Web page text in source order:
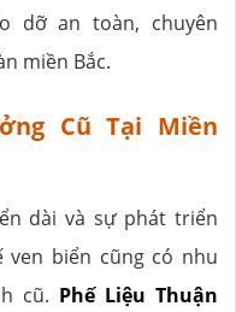
dỡ an toàn, chuyên
miền Bắc.
Cũ Tại Miền
dài và sự phát triển
ven biển cũng có nhu
cũ. Phế Liệu Thuận